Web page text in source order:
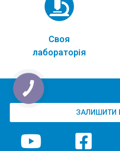
Своя
лабораторія
ЗАЛИШИТИ